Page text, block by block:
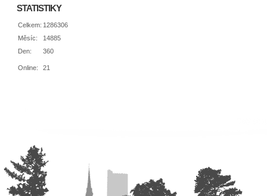
STATISTIKY
Online: 21
Celkem: 1286306
Měsíc:
14885
Den:
360